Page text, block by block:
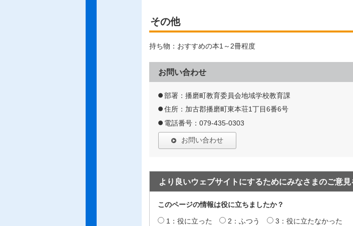
その他
持ち物：おすすめの本1～2冊程度
お問い合わせ
部署：播磨町教育委員会地域学校教育課
住所：加古郡播磨町東本荘1丁目6番6号
電話番号：079-435-0303
お問い合わせ
より良いウェブサイトにするためにみなさまのご意
このページの情報は役に立ちましたか？
1：役に立った 2：ふつう
3：役に立たなかった